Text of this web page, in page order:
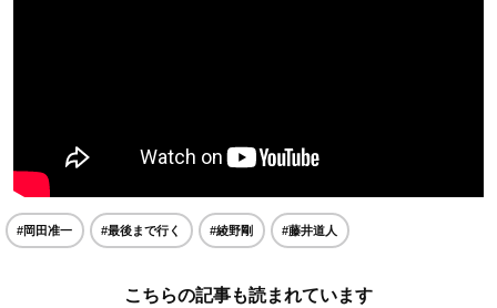
#岡田准一 #最後まで行く #綾野剛 #藤井道人
こちらの記事も読まれています